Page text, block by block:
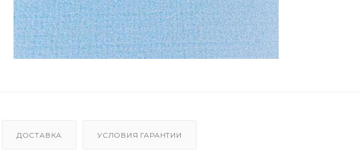
ДОСТАВКА УСЛОВИЯ ГАРАНТИИ